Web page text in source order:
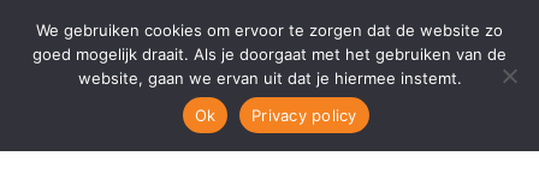
We gebruiken cookies om ervoor te zorgen dat de website zo
goed mogelijk draait. Als je doorgaat met het gebruiken van de
website, gaan we ervan uit dat je hiermee instemt.
Ok
Privacy policy